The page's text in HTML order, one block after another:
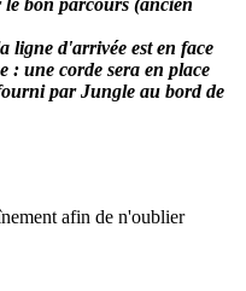
ligne d'arrivée est en face
: une corde sera en place
par Jungle au bord de
afin de n'oublier